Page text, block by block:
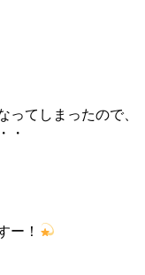
ってしまったので、
・
ー！